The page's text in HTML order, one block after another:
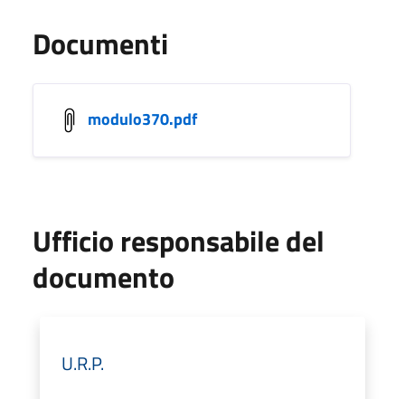
Documenti
modulo370.pdf
Ufficio responsabile del
documento
U.R.P.